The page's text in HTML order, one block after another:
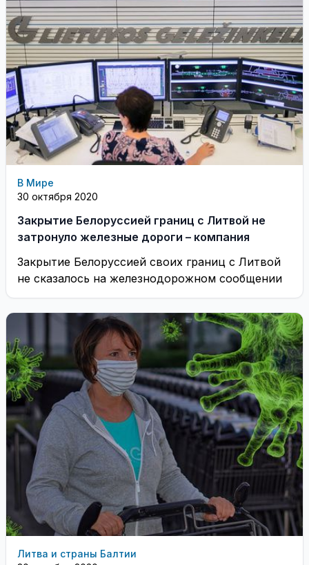
В Мире
30 октября 2020
Закрытие Белоруссией границ с Литвой не
затронуло железные дороги – компания
Закрытие Белоруссией своих границ с Литвой
не сказалось на железнодорожном сообщении
Литва и страны Балтии